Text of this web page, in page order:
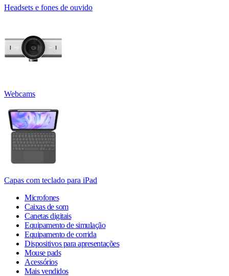
Headsets e fones de ouvido
Webcams
Capas com teclado para iPad
Microfones
Caixas de som
Canetas digitais
Equipamento de simulação
Equipamento de corrida
Dispositivos para apresentações
Mouse pads
Acessórios
Mais vendidos